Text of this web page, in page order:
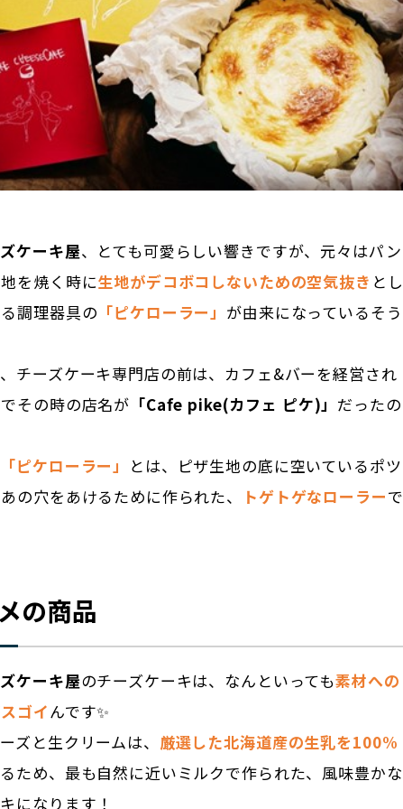
ケーキ屋、とても可愛らしい響きですが、元々はパン
を焼く時に生地がデコボコしないための空気抜き とし
調理器具の 「ピケローラー」 が由来になっているそう
チーズケーキ専門店の前は、カフェ&バーを経営され
その時の店名が 「Cafe pike(カフェ ピケ)」 だったの
「ピケローラー」 とは、ピザ生地の底に空いているポツ
の穴をあけるために作られた、
トゲトゲなローラーで
の商品
ケーキ屋のチーズケーキは、なんといっても素材への
ゴイんです✨
ズと生クリームは、 厳選した北海道産の生乳を100%
ため、最も自然に近いミルクで作られた、風味豊かな
になります！